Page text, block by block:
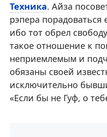
Техника. Айза
рэпера порадоваться
ибо тот обрел
такое отношение к
неприемлемым и
обязаны своей
исключительно
«Если бы не Гуф, о